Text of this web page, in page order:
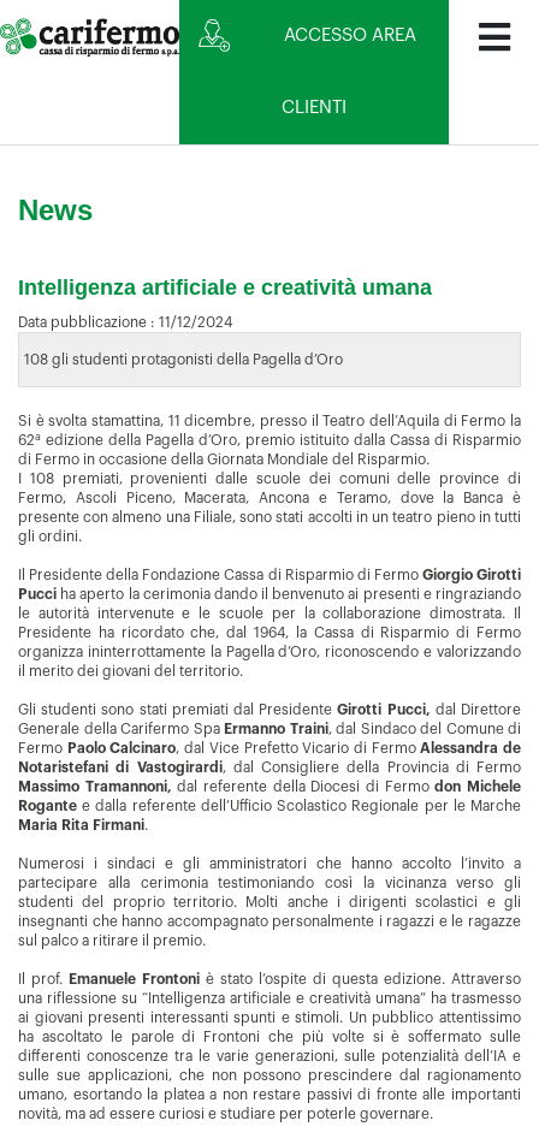
ACCESSO AREA
CLIENTI
News
Intelligenza artificiale e creatività umana
Data pubblicazione : 11/12/2024
108 gli studenti protagonisti della Pagella d’Oro
Si è svolta stamattina, 11 dicembre, presso il Teatro dell’Aquila di Fermo la
62a edizione della Pagella d’Oro, premio istituito dalla Cassa di Risparmio
di Fermo in occasione della Giornata Mondiale del Risparmio.
I 108 premiati, provenienti dalle scuole dei comuni delle province di
Fermo, Ascoli Piceno, Macerata, Ancona e Teramo, dove la Banca è
presente con almeno una Filiale, sono stati accolti in un teatro pieno in tutti
gli ordini.
Il Presidente della Fondazione Cassa di Risparmio di Fermo Giorgio Girotti
Pucci ha aperto la cerimonia dando il benvenuto ai presenti e ringraziando
le autorità intervenute e le scuole per la collaborazione dimostrata. Il
Presidente ha ricordato che, dal 1964, la Cassa di Risparmio di Fermo
organizza ininterrottamente la Pagella d’Oro, riconoscendo e valorizzando
il merito dei giovani del territorio.
Gli studenti sono stati premiati dal PresidenteGirotti Pucci, dal Direttore
Generale della Carifermo Spa Ermanno Traini, dal Sindaco del Comune di
Fermo Paolo Calcinaro, dal Vice Prefetto Vicario di FermoAlessandra de
Notaristefani di Vastogirardi, dal Consigliere della Provincia di Fermo
Massimo Tramannoni,dal referente della Diocesi di Fermodon Michele
Rogantee dalla referente dell’Ufficio Scolastico Regionale per le Marche
Maria Rita Firmani.
Numerosi i sindaci e gli amministratori che hanno accolto l’invito a
partecipare alla cerimonia testimoniando così la vicinanza verso gli
studenti del proprio territorio. Molti anche i dirigenti scolastici e gli
insegnanti che hanno accompagnato personalmente i ragazzi e le ragazze
sul palco a ritirare il premio.
Il prof. Emanuele Frontoni è stato l’ospite di questa edizione. Attraverso
una riflessione su “Intelligenza artificiale e creatività umana” ha trasmesso
ai giovani presenti interessanti spunti e stimoli. Un pubblico attentissimo
ha ascoltato le parole di Frontoni che più volte si è soffermato sulle
differenti conoscenze tra le varie generazioni, sulle potenzialità dell’IA e
sulle sue applicazioni, che non possono prescindere dal ragionamento
umano, esortando la platea a non restare passivi di fronte alle importanti
novità, ma ad essere curiosi e studiare per poterle governare.